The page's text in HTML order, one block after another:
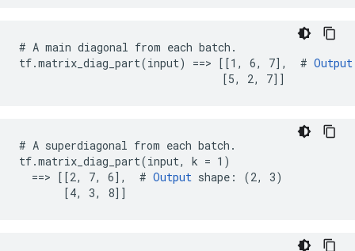
# A main diagonal from each batch.
tf.matrix_diag_part(input) ==> [[1, 6, 7],  # Output
                                [5, 2, 7]]
# A superdiagonal from each batch.
tf.matrix_diag_part(input, k = 1)
  ==> [[2, 7, 6],  #
Output shape: (2, 3)
       [4, 3, 8]]